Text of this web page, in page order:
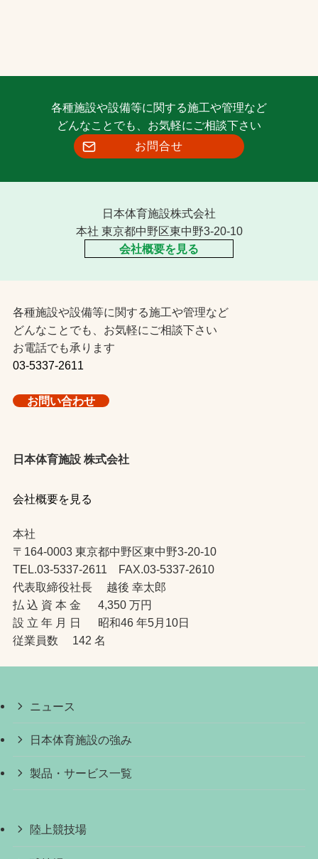
各種施設や設備等に関する施工や管理など
どんなことでも、お気軽にご相談下さい
お問合せ
日本体育施設株式会社
本社 東京都中野区東中野3-20-10
会社概要を見る
各種施設や設備等に関する施工や管理など
どんなことでも、お気軽にご相談下さい
お電話でも承ります
03-5337-2611
お問い合わせ
日本体育施設 株式会社
会社概要を見る
本社
〒164-0003 東京都中野区東中野3-20-10
TEL.03-5337-2611 FAX.03-5337-2610
代表取締役社長 越後 幸太郎
払 込 資 本 金 4,350 万円
設 立 年 月 日 昭和46 年5月10日
従業員数 142 名
ニュース
日本体育施設の強み
製品・サービス一覧
陸上競技場